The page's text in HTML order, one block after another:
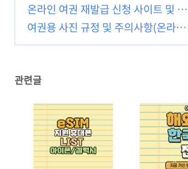
(0)
온라인 여권 재발급 신청 사이트 및 경
로
(0)
여권용 사진 규정 및 주의사항(온라인용
규격 포함)
(0)
관련글